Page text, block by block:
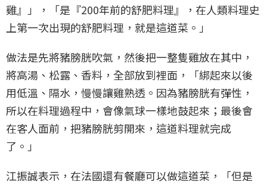
雞』」，「是『200年前的舒肥料理』，在人類料理史
上第一次出現的舒肥料理，就是這道菜。」
做法是先將豬膀胱吹氣，然後把一整隻雞放在其中，
將高湯、松露、香料，全部放到裡面，「綁起來以後
用低溫、隔水，慢慢讓雞熟透。因為豬膀胱有彈性，
所以在料理過程中，會像氣球一樣地鼓起來；最後會
在客人面前，把豬膀胱剪開來，這道料理就完成
了。」
江振誠表示，在法國還有餐廳可以做這道菜，「但是